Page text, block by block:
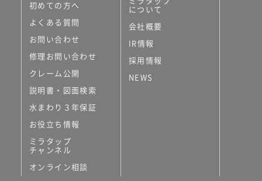
初めての方へ
よくある質問
お問い合わせ
修理お問い合わせ
クレーム公開
説明書・図面検索
水まわり３年保証
お役立ち情報
ミラタップ
チャンネル
オンライン相談
について
会社概要
IR情報
採用情報
NEWS